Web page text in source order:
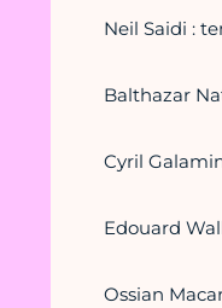
Neil Saidi :
Balthazar
Cyril
Edouard
Ossian